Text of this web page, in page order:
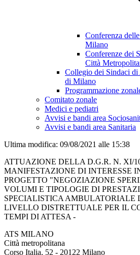
Conferenza
Milano
Conferenze dei
Città
Collegio dei Sindaci
di Milano
Programmazione
Comitato zonale
Medici e pediatri
Avvisi e bandi area
Avvisi e bandi area Sanitaria
Ultima modifica: 09/08/2021 alle 15:38
ATTUAZIONE DELLA D.G.R. N. XI/
MANIFESTAZIONE DI INTERESSE
PROGETTO "NEGOZIAZIONE
VOLUMI E TIPOLOGIE DI
SPECIALISTICA AMBULATORIALE
LIVELLO DISTRETTUALE PER IL
TEMPI DI ATTESA -
ATS MILANO
Città metropolitana
Corso Italia, 52 - 20122 Milano